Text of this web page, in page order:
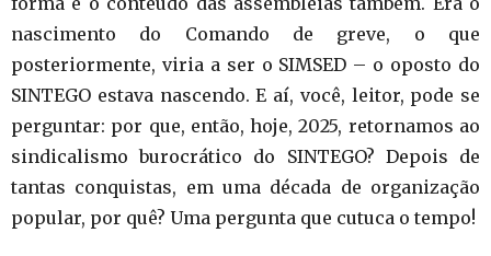
nascimento do Comando de greve, o que
posteriormente, viria a ser o SIMSED – o oposto do
SINTEGO estava nascendo. E aí, você, leitor, pode se
perguntar: por que, então, hoje, 2025, retornamos ao
sindicalismo burocrático do SINTEGO? Depois de
tantas conquistas, em uma década de organização
popular, por quê? Uma pergunta que cutuca o tempo!